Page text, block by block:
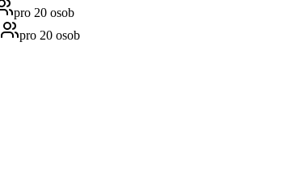
pro 20 osob
pro 20 osob